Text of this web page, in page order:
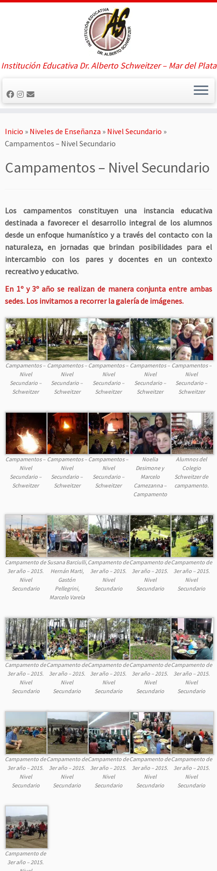
Saltar
Institución Educativa Dr. Alberto Schweitzer – Mar del Plata
Inicio » Niveles de Enseñanza » Nivel Secundario »
Campamentos – Nivel Secundario
Campamentos – Nivel Secundario
Los campamentos constituyen una instancia educativa
destinada a favorecer el desarrollo integral de los alumnos
desde un enfoque humanístico y a través del contacto con la
naturaleza, en jornadas que brindan posibilidades para el
intercambio con los pares y docentes en un contexto
recreativo y educativo.
En 1º y 3º año se realizan de manera conjunta entre ambas
sedes. Los invitamos a recorrer la galería de imágenes.
Campamentos –
Nivel
Secundario –
Schweitzer
Campamentos –
Nivel
Secundario –
Schweitzer
Campamentos –
Nivel
Secundario –
Schweitzer
Campamentos –
Nivel
Secundario –
Schweitzer
Campamentos –
Nivel
Secundario –
Schweitzer
Campamentos –
Nivel
Secundario –
Schweitzer
Campamentos –
Nivel
Secundario –
Schweitzer
Campamentos –
Nivel
Secundario –
Schweitzer
Noelia
Desimone y
Marcelo
Camezanna –
Campamento
Alumnos del
Colegio
Schweitzer de
campamento.
Campamento de
3er año – 2015.
Nivel
Secundario
Susana Barciulli,
Hernán Marti,
Gastón
Pellegrini,
Marcelo Varela
Campamento de
3er año – 2015.
Nivel
Secundario
Campamento de
3er año – 2015.
Nivel
Secundario
Campamento de
3er año – 2015.
Nivel
Secundario
Campamento de
3er año – 2015.
Nivel
Secundario
Campamento de
3er año – 2015.
Nivel
Secundario
Campamento de
3er año – 2015.
Nivel
Secundario
Campamento de
3er año – 2015.
Nivel
Secundario
Campamento de
3er año – 2015.
Nivel
Secundario
Campamento de
3er año – 2015.
Nivel
Secundario
Campamento de
3er año – 2015.
Nivel
Secundario
Campamento de
3er año – 2015.
Nivel
Secundario
Campamento de
3er año – 2015.
Nivel
Secundario
Campamento de
3er año – 2015.
Nivel
Secundario
Campamento de
3er año – 2015.